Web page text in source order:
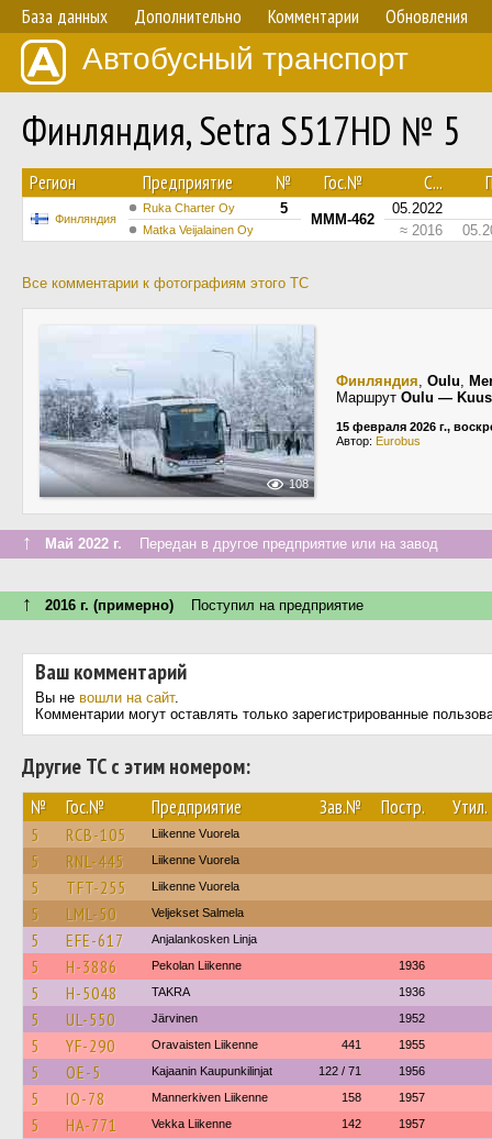
База данных Дополнительно Комментарии Обновления
Автобусный транспорт
Финляндия, Setra S517HD № 5
Регион Предприятие № Гос.№ С...
Финляндия
Ruka Charter Oy 5
MMM-462
05.2022
Matka Veijalainen Oy ≈ 2016
Все комментарии к фотографиям этого ТС
108
Финляндия, Oulu,
Маршрут Oulu —
15 февраля 2026 г.,
Автор: Eurobus
↑ Май 2022 г. Передан в другое предприятие или на завод
↑ 2016 г. (примерно) Поступил на предприятие
Ваш комментарий
Вы не вошли на сайт.
Комментарии могут оставлять только зарегистрированные
Другие ТС с этим номером:
№ Гос.№ Предприятие Зав.№ Постр. Утил.
5 RCB-105 Liikenne Vuorela
5 RNL-445 Liikenne Vuorela
5 TFT-255 Liikenne Vuorela
5 LML-50 Veljekset Salmela
5 EFE-617 Anjalankosken Linja
5 H-3886 Pekolan Liikenne 1936
5 H-5048 TAKRA 1936
5 UL-550 Järvinen 1952
5 YF-290 Oravaisten Liikenne 441 1955
5 OE-5 Kajaanin Kaupunkilinjat 122 / 71 1956
5 IO-78 Mannerkiven Liikenne 158 1957
5 HA-771 Vekka Liikenne 142 1957